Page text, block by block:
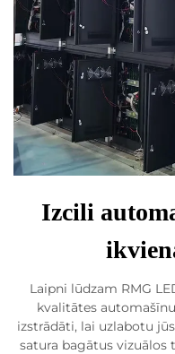
Izcili
Laipni lūdzam RMG
kvalitātes
izstrādāti, lai uzlabotu
satura bagātus